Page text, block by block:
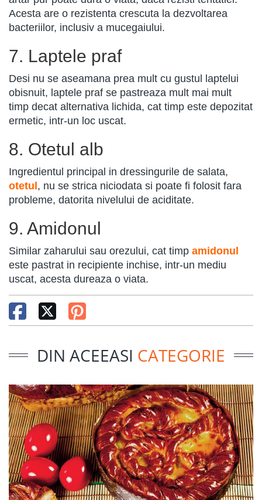
Acesta are o rezistenta crescuta la dezvoltarea
bacteriilor, inclusiv a mucegaiului.
7. Laptele praf
Desi nu se aseamana prea mult cu gustul laptelui
obisnuit, laptele praf se pastreaza mult mai mult
timp decat alternativa lichida, cat timp este depozitat
ermetic, intr-un loc uscat.
8. Otetul alb
Ingredientul principal in dressingurile de salata,
otetul , nu se strica niciodata si poate fi folosit fara
probleme, datorita nivelului de aciditate.
9. Amidonul
Similar zaharului sau orezului, cat timp amidonul
este pastrat in recipiente inchise, intr-un mediu
uscat, acesta dureaza o viata.
DIN ACEEASI CATEGORIE